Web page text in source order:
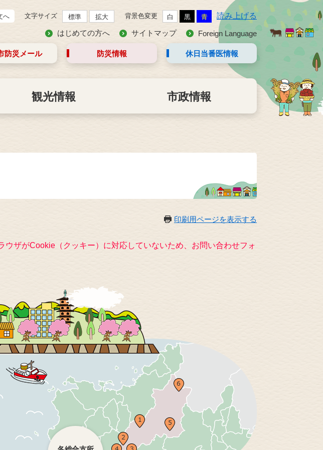
へ 文字サイズ 標準 拡大 背景色変更 白 黒 青 読み上げる
はじめての方へ サイトマップ Foreign Language
防災 メール 防災情報 休日当番医情報
観光情報 市政情報
印刷用ページを表示する
ザがCookie（クッキー）に対応していないため、お問い合わせフォ